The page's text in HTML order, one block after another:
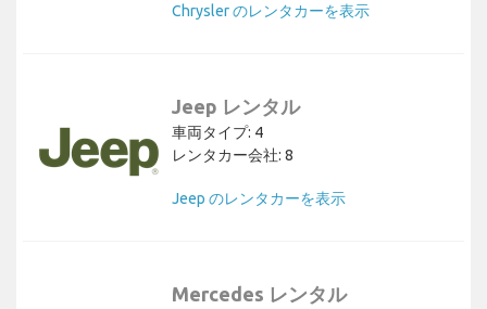
Chrysler のレンタカーを表示
Jeep レンタル
車両タイプ: 4
レンタカー会社: 8
Jeep のレンタカーを表示
Mercedes レンタル